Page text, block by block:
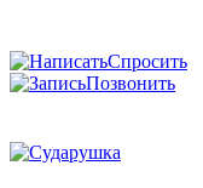
Спросить
Позвонить